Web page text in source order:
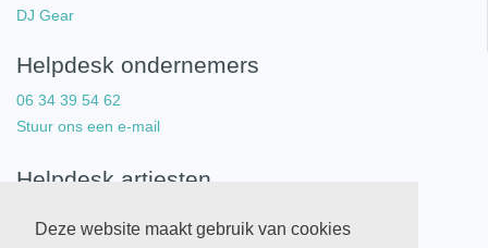
Deze website maakt gebruik van cookies
DJ Gear
Helpdesk ondernemers
06 34 39 54 62
Stuur ons een e-mail
Helpdesk artiesten
Stuur ons een e-mail